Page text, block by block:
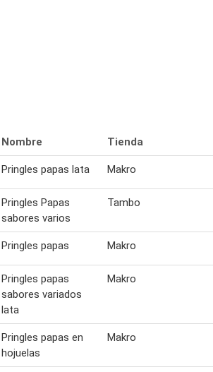
Nombre Tienda
Pringles papas lata Makro
Pringles Papas
sabores varios
Tambo
Pringles papas Makro
Pringles papas
sabores variados
lata
Makro
Pringles papas en
hojuelas
Makro